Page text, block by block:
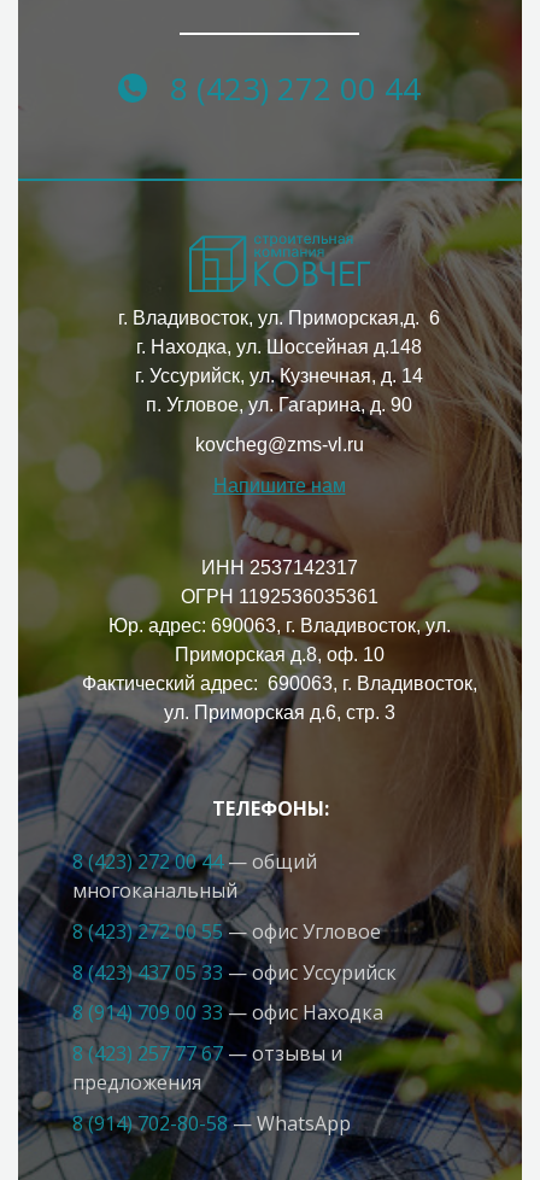
8 (423) 272 00 44
г. Владивосток, ул. Приморская,д. 6
г. Находка, ул. Шоссейная д.148
г. Уссурийск, ул. Кузнечная, д. 14
п. Угловое, ул. Гагарина, д. 90
kovcheg@zms-vl.ru
Напишите нам
ИНН 2537142317
ОГРН 1192536035361
Юр. адрес: 690063, г. Владивосток, ул.
Приморская д.8, оф. 10
Фактический адрес: 690063, г. Владивосток,
ул. Приморская д.6, стр. 3
ТЕЛЕФОНЫ:
8 (423) 272 00 44— общий
многоканальный
8 (423) 272 00 55— офис Угловое
8 (423) 437 05 33 — офис Усcурийск
8 (914) 709 00 33— офис Находка
8 (423) 257 77 67— отзывы и
предложения
8 (914) 702-80-58— WhatsApp